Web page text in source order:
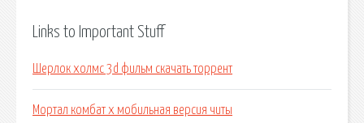
Links to Important Stuff
Шерлок холмс 3d фильм скачать торрент
Мортал комбат х мобильная версия читы